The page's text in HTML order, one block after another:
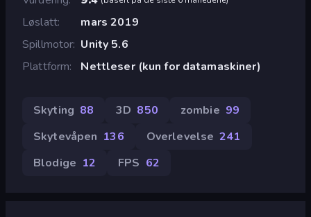
Løslatt
mars 2019
Spillmotor Unity 5.6
Plattform
Nettleser (kun for datamaskiner)
Skyting 88 3D 850 zombie 99
Skytevåpen 136 Overlevelse 241
Blodige 12 FPS 62